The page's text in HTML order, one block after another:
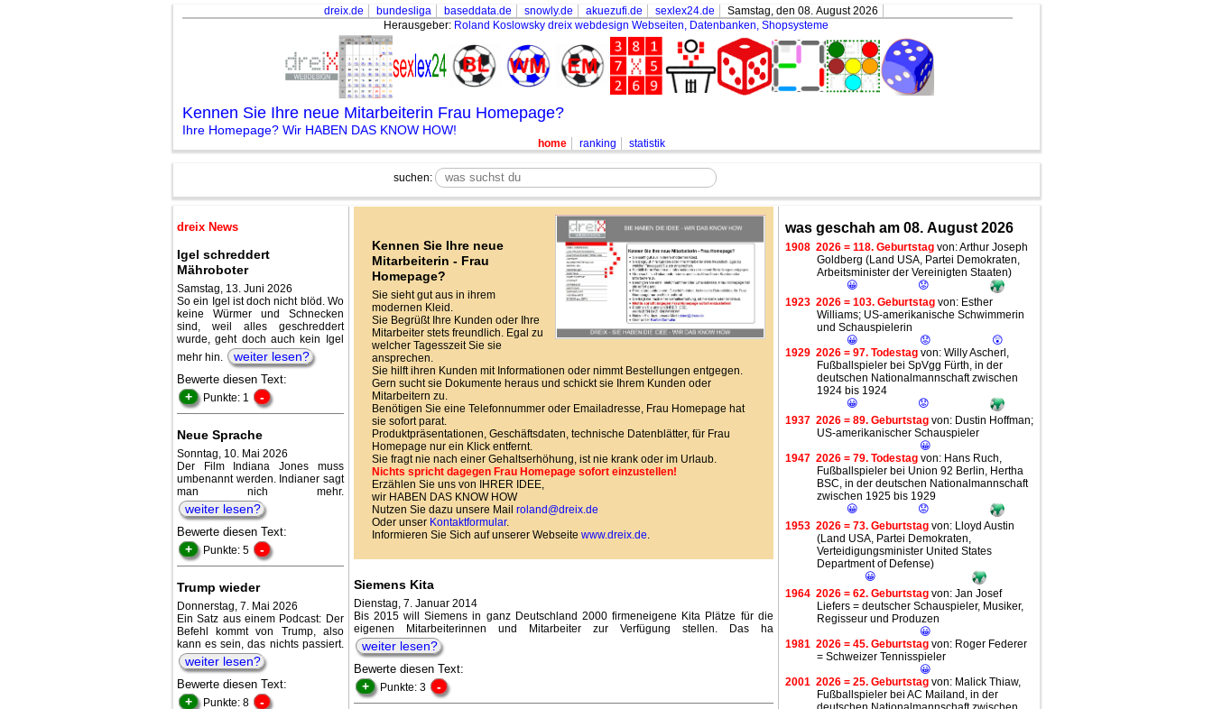
dreix.de bundesliga baseddata.de snowly.de akuezufi.de sexlex24.de
Samstag, den 08. August 2026
Herausgeber: Roland Koslowsky dreix webdesign Webseiten, Datenbanken, Shopsysteme
Kennen Sie Ihre neue Mitarbeiterin Frau Homepage?
Ihre Homepage? Wir HABEN DAS KNOW HOW!
home ranking statistik
suchen:
dreix News
Igel schreddert
Mähroboter
Samstag, 13. Juni 2026
So ein Igel ist doch nicht blöd. Wo
keine Würmer und Schnecken
sind, weil alles geschreddert
wurde, geht doch auch kein Igel
mehr hin.
weiter lesen?
Bewerte diesen Text:
+ Punkte: 1 -
Neue Sprache
Sonntag, 10. Mai 2026
Der Film Indiana Jones muss
umbenannt werden. Indianer sagt
man nich mehr.
weiter lesen?
Bewerte diesen Text:
+ Punkte: 5 -
Trump wieder
Donnerstag, 7. Mai 2026
Ein Satz aus einem Podcast: Der
Befehl kommt von Trump, also
kann es sein, das nichts passiert.
weiter lesen?
Bewerte diesen Text:
+ Punkte: 8 -
Kennen Sie Ihre neue
Mitarbeiterin - Frau
Homepage?
Sie sieht gut aus in ihrem
modernen Kleid.
Sie Begrüßt Ihre Kunden oder Ihre
Mitarbeiter stets freundlich. Egal zu
welcher Tagesszeit Sie sie
ansprechen.
Sie hilft ihren Kunden mit Informationen oder nimmt Bestellungen entgegen.
Gern sucht sie Dokumente heraus und schickt sie Ihrem Kunden oder
Mitarbeitern zu.
Benötigen Sie eine Telefonnummer oder Emailadresse, Frau Homepage hat
sie sofort parat.
Produktpräsentationen, Geschäftsdaten, technische Datenblätter, für Frau
Homepage nur ein Klick entfernt.
Sie fragt nie nach einer Gehaltserhöhung, ist nie krank oder im Urlaub.
Nichts spricht dagegen Frau Homepage sofort einzustellen!
Erzählen Sie uns von IHRER IDEE,
wir HABEN DAS KNOW HOW
Nutzen Sie dazu unsere Mail roland@dreix.de
Oder unser Kontaktformular.
Informieren Sie Sich auf unserer Webseite www.dreix.de
Siemens Kita
Dienstag, 7. Januar 2014
Bis 2015 will Siemens in ganz Deutschland 2000 firmeneigene Kita Plätze für die
eigenen Mitarbeiterinnen und Mitarbeiter zur Verfügung stellen. Das ha
weiter lesen?
Bewerte diesen Text:
+ Punkte: 3 -
was geschah am 08. August 2026
1908 2026 = 118. Geburtstagvon: Arthur Joseph
Goldberg (Land USA, Partei Demokraten,
Arbeitsminister der Vereinigten Staaten)
😀
😟
1923 2026 = 103. Geburtstagvon: Esther
Williams; US-amerikanische Schwimmerin
und Schauspielerin
😀
😟
😲
1929 2026 = 97. Todestagvon: Willy Ascherl,
Fußballspieler bei SpVgg Fürth, in der
deutschen Nationalmannschaft zwischen
1924 bis 1924
😀
😟
1937 2026 = 89. Geburtstagvon: Dustin Hoffman;
US-amerikanischer Schauspieler
😀
1947 2026 = 79. Todestagvon: Hans Ruch,
Fußballspieler bei Union 92 Berlin, Hertha
BSC, in der deutschen Nationalmannschaft
zwischen 1925 bis 1929
😀
😟
1953 2026 = 73. Geburtstagvon: Lloyd Austin
(Land USA, Partei Demokraten,
Verteidigungsminister United States
Department of Defense)
😀
1964 2026 = 62. Geburtstagvon: Jan Josef
Liefers = deutscher Schauspieler, Musiker,
Regisseur und Produzen
😀
1981 2026 = 45. Geburtstagvon: Roger Federer
= Schweizer Tennisspieler
😀
2001 2026 = 25. Geburtstagvon: Malick Thiaw,
Fußballspieler bei AC Mailand, in der